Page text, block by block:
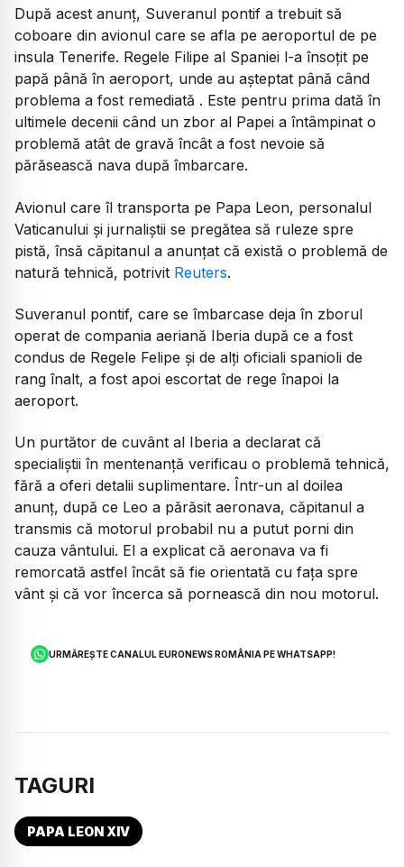
După acest anunț, Suveranul pontif a trebuit să
coboare din avionul care se afla pe aeroportul de pe
insula Tenerife. Regele Filipe al Spaniei l-a însoțit pe
papă până în aeroport, unde au așteptat până când
problema a fost remediată . Este pentru prima dată în
ultimele decenii când un zbor al Papei a întâmpinat o
problemă atât de gravă încât a fost nevoie să
părăsească nava după îmbarcare.
Avionul care îl transporta pe Papa Leon, personalul
Vaticanului și jurnaliștii se pregătea să ruleze spre
pistă, însă căpitanul a anunțat că există o problemă de
natură tehnică, potrivit Reuters.
Suveranul pontif, care se îmbarcase deja în zborul
operat de compania aeriană Iberia după ce a fost
condus de Regele Felipe și de alți oficiali spanioli de
rang înalt, a fost apoi escortat de rege înapoi la
aeroport.
Un purtător de cuvânt al Iberia a declarat că
specialiștii în mentenanță verificau o problemă tehnică,
fără a oferi detalii suplimentare. Într-un al doilea
anunț, după ce Leo a părăsit aeronava, căpitanul a
transmis că motorul probabil nu a putut porni din
cauza vântului. El a explicat că aeronava va fi
remorcată astfel încât să fie orientată cu fața spre
vânt și că vor încerca să pornească din nou motorul.
URMĂREȘTE CANALUL EURONEWS ROMÂNIA PE WHATSAPP!
TAGURI
PAPA LEON XIV